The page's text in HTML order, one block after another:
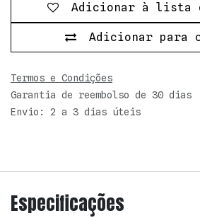
Adicionar para
Adicionar à lista
Termos e Condições
Garantia de reembolso de 30 dias
Envio: 2 a 3 dias úteis
Especificações